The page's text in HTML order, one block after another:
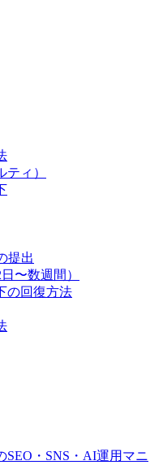
ィ）
提出
〜数週間）
の回復方法
SEO・SNS・AI運用マニ